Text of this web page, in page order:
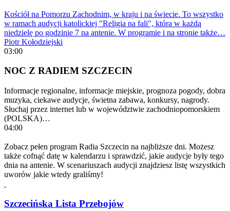
Kościół na Pomorzu Zachodnim, w kraju i na świecie. To wszystko
w ramach audycji katolickiej "Religia na fali", która w każdą
niedzielę po godzinie 7 na antenie. W programie i na stronie także…
Piotr Kołodziejski
03:00
NOC Z RADIEM SZCZECIN
Informacje regionalne, informacje miejskie, prognoza pogody, dobra
muzyka, ciekawe audycje, świetna zabawa, konkursy, nagrody.
Słuchaj przez internet lub w województwie zachodniopomorskiem
(POLSKA)…
04:00
Zobacz pełen program Radia Szczecin na najbliższe dni. Możesz
także cofnąć datę w kalendarzu i sprawdzić, jakie audycje były tego
dnia na antenie. W scenariuszach audycji znajdziesz listę wszystkich
uworów jakie wtedy graliśmy!
Szczecińska Lista Przebojów